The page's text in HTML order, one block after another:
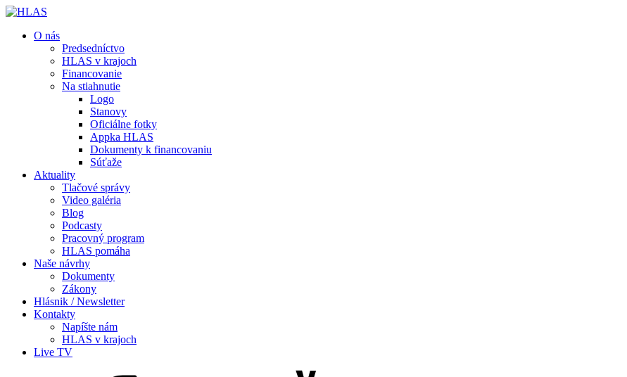
O nás
Predsedníctvo
HLAS v krajoch
Financovanie
Na stiahnutie
Logo
Stanovy
Oficiálne fotky
Appka HLAS
Dokumenty k financovaniu
Súťaže
Aktuality
Tlačové správy
Video galéria
Blog
Podcasty
Pracovný program
HLAS pomáha
Naše návrhy
Dokumenty
Zákony
Hlásnik / Newsletter
Kontakty
Napíšte nám
HLAS v krajoch
Live TV